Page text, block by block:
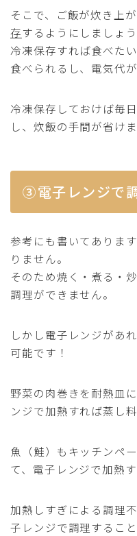
そこで、ご飯が炊き上
存するようにしましょう
冷凍保存すれば食べた
食べられるし、電気代が
冷凍保存しておけば毎
し、炊飯の手間が省けま
③電子レンジで
参考にも書いてありま
りません。
そのため焼く・煮る・
調理ができません。
しかし電子レンジがあ
可能です！
野菜の肉巻きを耐熱皿
ンジで加熱すれば蒸し料
魚（鮭）もキッチンペ
て、電子レンジで加熱
加熱しすぎによる調理
子レンジで調理するこ